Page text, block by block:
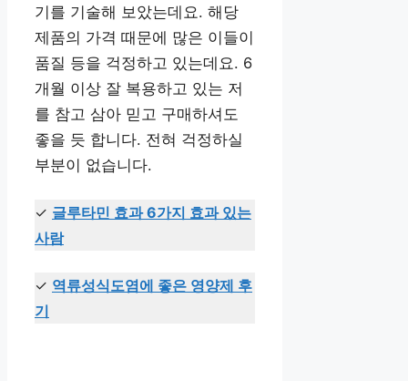
기를 기술해 보았는데요. 해당
제품의 가격 때문에 많은 이들이
품질 등을 걱정하고 있는데요. 6
개월 이상 잘 복용하고 있는 저
를 참고 삼아 믿고 구매하셔도
좋을 듯 합니다. 전혀 걱정하실
부분이 없습니다.
✓ 글루타민 효과 6가지 효과 있는
사람
✓ 역류성식도염에 좋은 영양제 후
기